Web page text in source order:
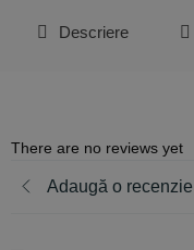
Descriere
There are no reviews yet
Adaugă o recenzie